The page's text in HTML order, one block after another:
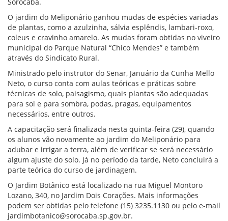
O jardim do Meliponário ganhou mudas de espécies variadas
de plantas, como a azulzinha, sálvia esplêndis, lambari-roxo,
coleus e cravinho amarelo. As mudas foram obtidas no viveiro
municipal do Parque Natural “Chico Mendes” e também
através do Sindicato Rural.
Ministrado pelo instrutor do Senar, Januário da Cunha Mello
Neto, o curso conta com aulas teóricas e práticas sobre
técnicas de solo, paisagismo, quais plantas são adequadas
para sol e para sombra, podas, pragas, equipamentos
necessários, entre outros.
A capacitação será finalizada nesta quinta-feira (29), quando
os alunos vão novamente ao jardim do Meliponário para
adubar e irrigar a terra, além de verificar se será necessário
algum ajuste do solo. Já no período da tarde, Neto concluirá a
parte teórica do curso de jardinagem.
O Jardim Botânico está localizado na rua Miguel Montoro
Lozano, 340, no Jardim Dois Corações. Mais informações
podem ser obtidas pelo telefone (15) 3235.1130 ou pelo e-mail
jardimbotanico@sorocaba.sp.gov.br.